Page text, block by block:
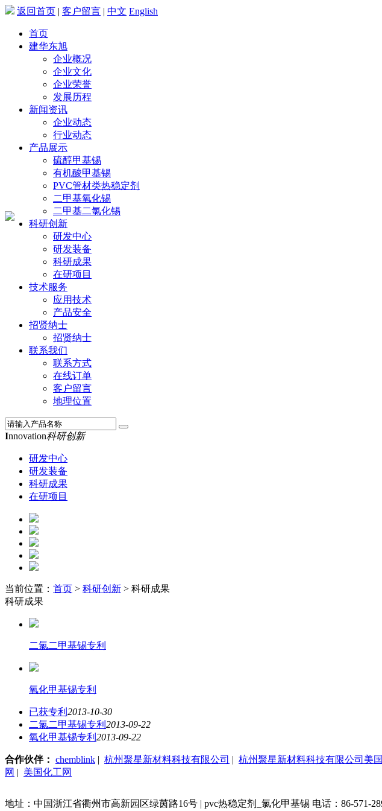
返回首页 | 客户留言 | 中文 English
首页
建华东旭
企业概况
企业文化
企业荣誉
发展历程
新闻资讯
企业动态
行业动态
产品展示
硫醇甲基锡
有机酸甲基锡
PVC管材类热稳定剂
二甲基氧化锡
二甲基二氯化锡
科研创新
研发中心
研发装备
科研成果
在研项目
技术服务
应用技术
产品安全
招贤纳士
招贤纳士
联系我们
联系方式
在线订单
客户留言
地理位置
Innovation科研创新
研发中心
研发装备
科研成果
在研项目
当前位置： 首页 > 科研创新 > 科研成果
科研成果
二氯二甲基锡专利
氧化甲基锡专利
已获专利 2013-10-30
二氯二甲基锡专利 2013-09-22
氧化甲基锡专利 2013-09-22
合作伙伴： chemblink | 杭州聚星新材料科技有限公司 | 杭州聚星新材料科技有限公司美
网 | 美国化工网
地址：中国浙江省衢州市高新园区绿茵路16号 | pvc热稳定剂_氯化甲基锡 电话：86-571-